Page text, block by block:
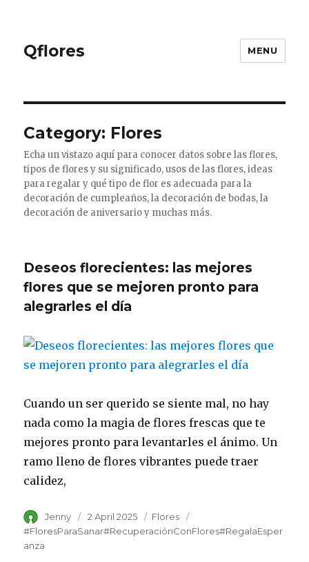
Qflores MENU
Category: Flores
Echa un vistazo aquí para conocer datos sobre las flores,
tipos de flores y su significado, usos de las flores, ideas
para regalar y qué tipo de flor es adecuada para la
decoración de cumpleaños, la decoración de bodas, la
decoración de aniversario y muchas más.
Deseos florecientes: las mejores
flores que se mejoren pronto para
alegrarles el día
Cuando un ser querido se siente mal, no hay
nada como la magia de flores frescas que te
mejores pronto para levantarles el ánimo. Un
ramo lleno de flores vibrantes puede traer
calidez,
Author
Jenny
Posted
on
2 April 2025 Category
Flores
#FloresParaSanar#RecuperaciónConFlores#RegalaEsper
anza